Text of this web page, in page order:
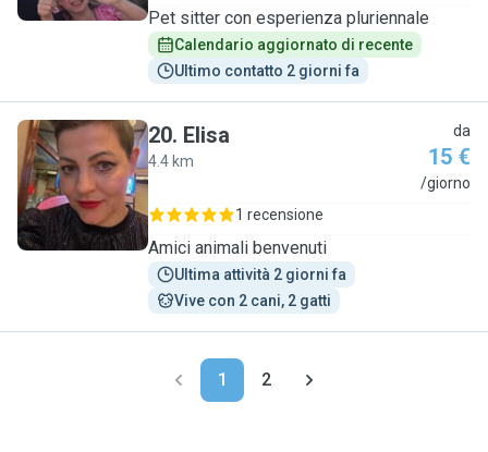
Pet sitter con esperienza pluriennale
Calendario aggiornato di recente
Ultimo contatto 2 giorni fa
E
20. Elisa
4.4 km
da
15 €
/giorno
1 recensione
Amici animali benvenuti
Ultima attività 2 giorni fa
Vive con 2 cani, 2 gatti
1 2